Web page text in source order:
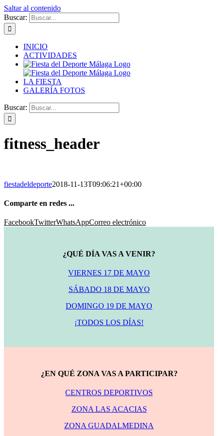
Saltar al contenido
Buscar:
INICIO
ACTIVIDADES
LA FIESTA
GALERÍA FOTOS
Buscar:
fitness_header
fiestadeldeporte2018-11-13T09:06:21+00:00
Comparte en redes ...
FacebookTwitterWhatsAppCorreo electrónico
¿QUÉ DÍA VAS A VENIR?
VIERNES 17 DE MAYO
SÁBADO 18 DE MAYO
DOMINGO 19 DE MAYO
¡TODOS LOS DÍAS!
¿EN QUÉ ZONA VAS A PARTICIPAR?
CENTROS DEPORTIVOS
ZONA LAS ACACIAS
ZONA GUADALMEDINA